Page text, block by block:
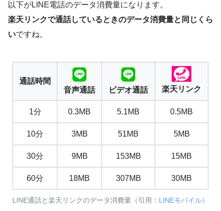
以下がLINE電話のデータ消費量になります。
楽天リンクで通話しているときのデータ消費量と同じくら
いですね。
通話時間
音声通話
ビデオ通話 楽天リンク
1分 0.3MB 5.1MB 0.5MB
10分 3MB 51MB 5MB
30分 9MB 153MB 15MB
60分 18MB 307MB 30MB
LINE通話と楽天リンクのデータ消費量（引用： LINEモバイル）